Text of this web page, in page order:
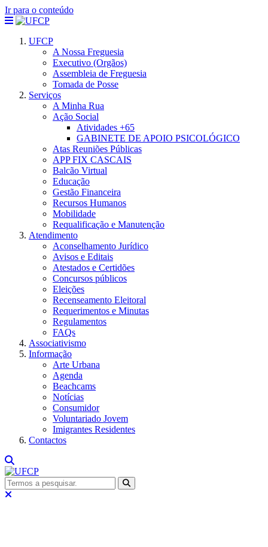
Ir para o conteúdo
UFCP
A Nossa Freguesia
Executivo (Orgãos)
Assembleia de Freguesia
Tomada de Posse
Serviços
A Minha Rua
Ação Social
Atividades +65
GABINETE DE APOIO PSICOLÓGICO
Atas Reuniões Públicas
APP FIX CASCAIS
Balcão Virtual
Educação
Gestão Financeira
Recursos Humanos
Mobilidade
Requalificação e Manutenção
Atendimento
Aconselhamento Jurídico
Avisos e Editais
Atestados e Certidões
Concursos públicos
Eleições
Recenseamento Eleitoral
Requerimentos e Minutas
Regulamentos
FAQs
Associativismo
Informação
Arte Urbana
Agenda
Beachcams
Notícias
Consumidor
Voluntariado Jovem
Imigrantes Residentes
Contactos